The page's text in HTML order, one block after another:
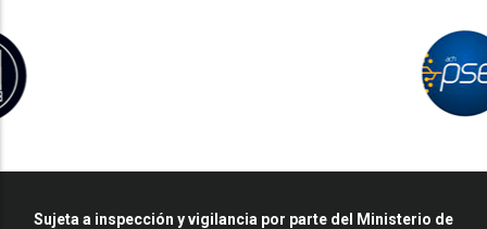
Sujeta a inspección y vigilancia por parte del Ministerio de